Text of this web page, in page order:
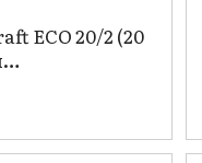
ECO 20/2 (20
Прокрафт